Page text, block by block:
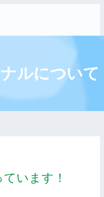
ルについて
います！